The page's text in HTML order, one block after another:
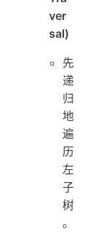
ver
sal)
先
递
归
地
遍
历
左
子
树
。